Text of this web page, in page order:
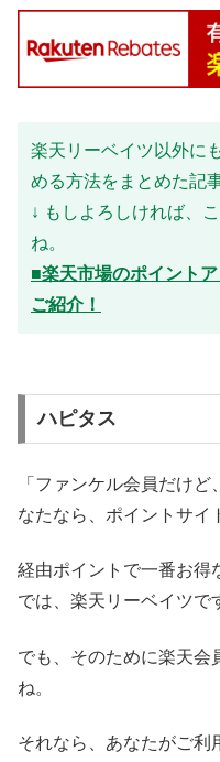
楽天リーベイツ以外に
める方法をまとめた記
↓ もしよろしければ、
ね。
■楽天市場のポイント
ご紹介！
ハピタス
「ファンケル会員だけ
なたなら、ポイントサイ
経由ポイントで一番お得
では、楽天リーベイツで
でも、そのために楽天会
ね。
それなら、あなたがご利